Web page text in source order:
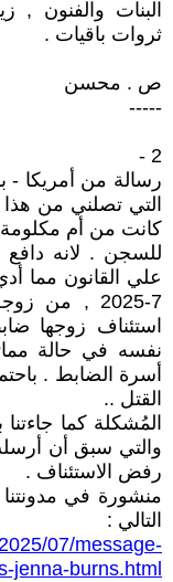
البنات والفنون ,
ثروات باقيات .
ص . محسن
-----
2 -
رسالة من أمريكا -
التي تصلني من
كانت من أم
للسجن . لانه
7-2025 ,
استئناف زوجها
نفسه في حالة
أسرة الضابط .
القتل ..
المُشكلة كما
والتي سبق أن
رفض الاستئناف .
منشورة في مدونتنا
التالي :
07/message-
jenna-burns.html